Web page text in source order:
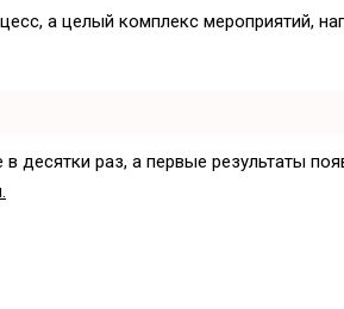
а целый комплекс мероприятий,
десятки раз, а первые результаты